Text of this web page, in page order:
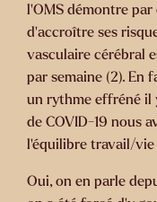
l’OMS démontre
d’accroître ses
vasculaire cérébral
par semaine (2). En
un rythme effréné il
de COVID-19 nous
l’équilibre travail/
Oui, on en parle